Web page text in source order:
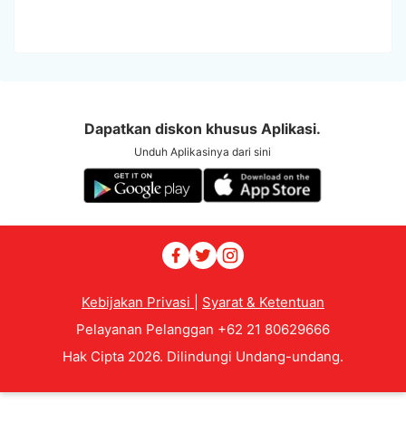
Dapatkan diskon khusus Aplikasi.
Unduh Aplikasinya dari sini
Kebijakan Privasi
Syarat & Ketentuan
Pelayanan Pelanggan +62 21 80629666
Hak Cipta 2026. Dilindungi Undang-undang.